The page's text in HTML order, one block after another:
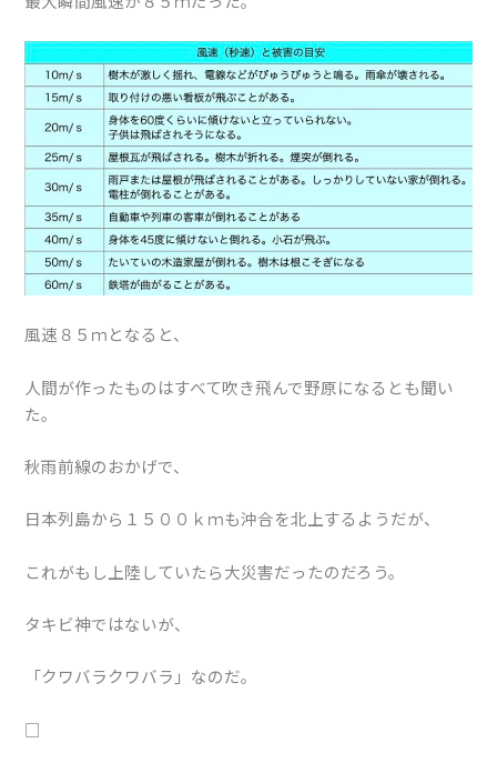
風速８５ｍとなると、
人間が作ったものはすべて吹き飛んで野原になるとも聞い
た。
秋雨前線のおかげで、
日本列島から１５００ｋｍも沖合を北上するようだが、
これがもし上陸していたら大災害だったのだろう。
タキビ神ではないが、
「クワバラクワバラ」なのだ。
□